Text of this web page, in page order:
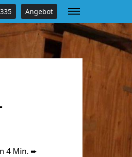
Angebot
4 Min. ➨